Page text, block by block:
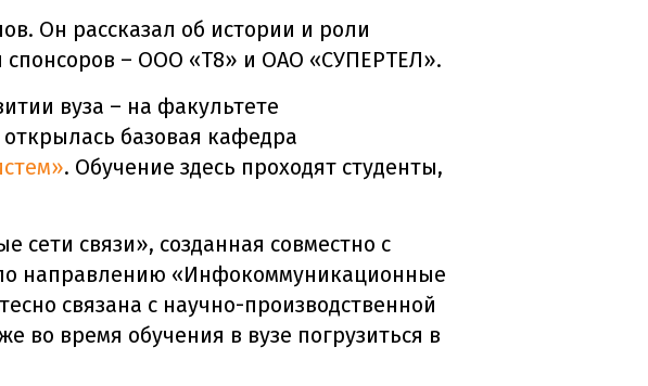
Он рассказал об истории и роли
– ООО «Т8» и ОАО «СУПЕРТЕЛ».
вуза – на факультете
базовая кафедра
. Обучение здесь проходят студенты,
сети связи», созданная совместно с
направлению «Инфокоммуникационные
связана с научно-производственной
во время обучения в вузе погрузиться в